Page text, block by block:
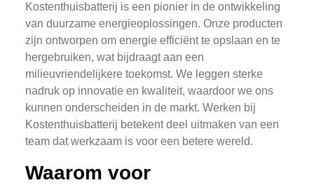
Kostenthuisbatterij is een pionier in de ontwikkeling
van duurzame energieoplossingen. Onze producten
zijn ontworpen om energie efficiënt te opslaan en te
hergebruiken, wat bijdraagt aan een
milieuvriendelijkere toekomst. We leggen sterke
nadruk op innovatie en kwaliteit, waardoor we ons
kunnen onderscheiden in de markt. Werken bij
Kostenthuisbatterij betekent deel uitmaken van een
team dat werkzaam is voor een betere wereld.
Waarom voor